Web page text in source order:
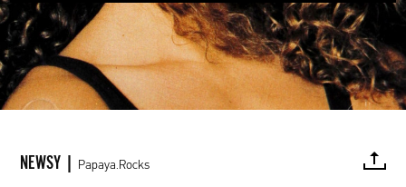
NEWSY | Papaya.Rocks